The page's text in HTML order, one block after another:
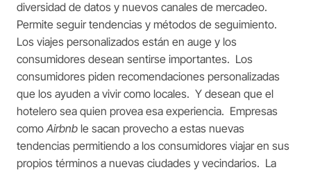
diversidad de datos y nuevos canales de mercadeo.
Permite seguir tendencias y métodos de seguimiento.
Los viajes personalizados están en auge y los
consumidores desean sentirse importantes. Los
consumidores piden recomendaciones personalizadas
que los ayuden a vivir como locales. Y desean que el
hotelero sea quien provea esa experiencia. Empresas
comoAirbnb le sacan provecho a estas nuevas
tendencias permitiendo a los consumidores viajar en sus
propios términos a nuevas ciudades y vecindarios. La